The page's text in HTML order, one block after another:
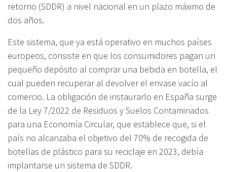
retorno (SDDR) a nivel nacional en un plazo máximo de
dos años.
Este sistema, que ya está operativo en muchos países
europeos, consiste en que los consumidores pagan un
pequeño depósito al comprar una bebida en botella, el
cual pueden recuperar al devolver el envase vacío al
comercio. La obligación de instaurarlo en España surge
de la Ley 7/2022 de Residuos y Suelos Contaminados
para una Economía Circular, que establece que, si el
país no alcanzaba el objetivo del 70% de recogida de
botellas de plástico para su reciclaje en 2023, debía
implantarse un sistema de SDDR.